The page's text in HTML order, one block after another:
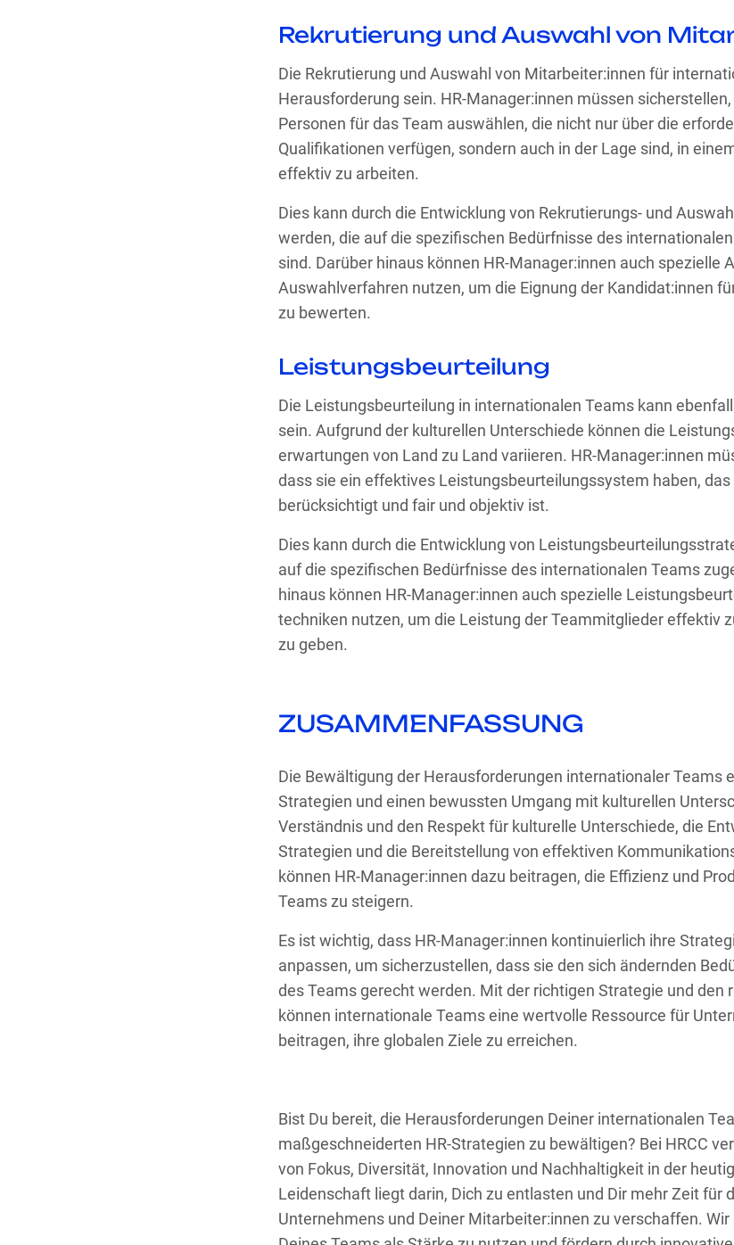
Rekrutierung und Auswahl von
Die Rekrutierung und Auswahl von Mitarbeiter:innen für
Herausforderung sein. HR-Manager:innen müssen
Personen für das Team auswählen, die nicht nur über die
Qualifikationen verfügen, sondern auch in der Lage sind, in
effektiv zu arbeiten.
Dies kann durch die Entwicklung von Rekrutierungs- und
werden, die auf die spezifischen Bedürfnisse des
sind. Darüber hinaus können HR-Manager:innen auch spezielle
Auswahlverfahren nutzen, um die Eignung der Kandidat:innen
zu bewerten.
Leistungsbeurteilung
Die Leistungsbeurteilung in internationalen Teams kann
sein. Aufgrund der kulturellen Unterschiede können die
erwartungen von Land zu Land variieren. HR-Manager:innen
dass sie ein effektives Leistungsbeurteilungssystem haben,
berücksichtigt und fair und objektiv ist.
Dies kann durch die Entwicklung von
auf die spezifischen Bedürfnisse des internationalen Teams
hinaus können HR-Manager:innen auch spezielle
techniken nutzen, um die Leistung der Teammitglieder effektiv
zu geben.
ZUSAMMENFASSUNG
Die Bewältigung der Herausforderungen internationaler Teams
Strategien und einen bewussten Umgang mit kulturellen
Verständnis und den Respekt für kulturelle Unterschiede, die
Strategien und die Bereitstellung von effektiven
können HR-Manager:innen dazu beitragen, die Effizienz und
Teams zu steigern.
Es ist wichtig, dass HR-Manager:innen kontinuierlich ihre
anpassen, um sicherzustellen, dass sie den sich ändernden
des Teams gerecht werden. Mit der richtigen Strategie und den
können internationale Teams eine wertvolle Ressource für
beitragen, ihre globalen Ziele zu erreichen.
Bist Du bereit, die Herausforderungen Deiner internationalen
maßgeschneiderten HR-Strategien zu bewältigen? Bei HRCC
von Fokus, Diversität, Innovation und Nachhaltigkeit in der
Leidenschaft liegt darin, Dich zu entlasten und Dir mehr Zeit für
Unternehmens und Deiner Mitarbeiter:innen zu verschaffen. Wir